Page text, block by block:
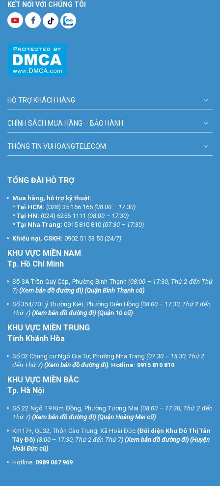
KẾT NỐI VỚI CHÚNG TÔI
HỖ TRỢ KHÁCH HÀNG
CHÍNH SÁCH MUA HÀNG – BẢO HÀNH
THÔNG TIN VUHOANGTELECOM
TỔNG ĐÀI HỖ TRỢ
Mua hàng, hỗ trợ kỹ thuật:
* Tại HCM: (028) 35 166 166 (08:00 – 17:30)
* Tại HN: (024) 6256 1111 (08:00 – 17:30)
* Tại Nha Trang: 0915 810 810 (07:30 – 17:30)
Khiếu nại, CSKH: 0902 51 53 55 (24/7)
KHU VỰC MIỀN NAM
Tp. Hồ Chí Minh
Số 3A Trần Quý Cáp, Phường Bình Thạnh (08:00 – 17:30, Thứ 2 đến Thứ
7) (Xem bản đồ đường đi) (Quận Bình Thạnh cũ)
Số 354/70 Lý Thường Kiệt, Phường Diên Hồng (08:00 – 17:30, Thứ 2 đến
Thứ 7) (Xem bản đồ đường đi) (Quận 10 cũ)
KHU VỰC MIỀN TRUNG
Tỉnh Khánh Hòa
Số 02 Chung cư Ngô Gia Tự, Phường Nha Trang (07:30 – 15:30, Thứ 2
đến Thứ 7) (Xem bản đồ đường đi). Hotline: 0915 810 810
KHU VỰC MIỀN BẮC
Tp. Hà Nội
Số 22 Ngõ 19 Kim Đồng, Phường Tương Mai (08:00 – 17:30, Thứ 2 đến
Thứ 7) (Xem bản đồ đường đi) (Quận Hoàng Mai cũ)
Km17+, QL32, Thôn Cao Trung, Xã Hoài Đức (Đối diện Khu Đô Thị Tân
Tây Đô) (8:00 – 17:30, Thứ 2 đến Thứ 7) (Xem bản đồ đường đi) (Huyện
Hoài Đức cũ)
Hotline: 0989 067 969